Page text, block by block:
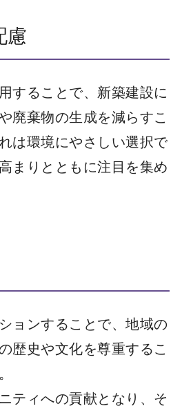
慮
することで、新築建設に
廃棄物の生成を減らすこ
は環境にやさしい選択で
まりとともに注目を集め
ョンすることで、地域の
歴史や文化を尊重するこ
ティへの貢献となり、そ